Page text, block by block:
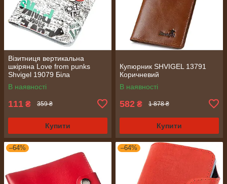
Візитниця вертикальна
шкіряна Love from punks
Shvigel 19079 Біла
В наявності
111 ₴ 359 ₴
Купити
Купюрник SHVIGEL 13791
Коричневий
В наявності
582 ₴ 1 878 ₴
Купити
–64% –64%